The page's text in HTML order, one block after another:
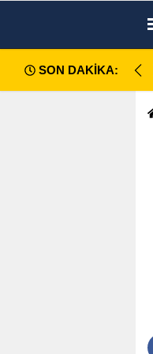
SON DAKİKA: